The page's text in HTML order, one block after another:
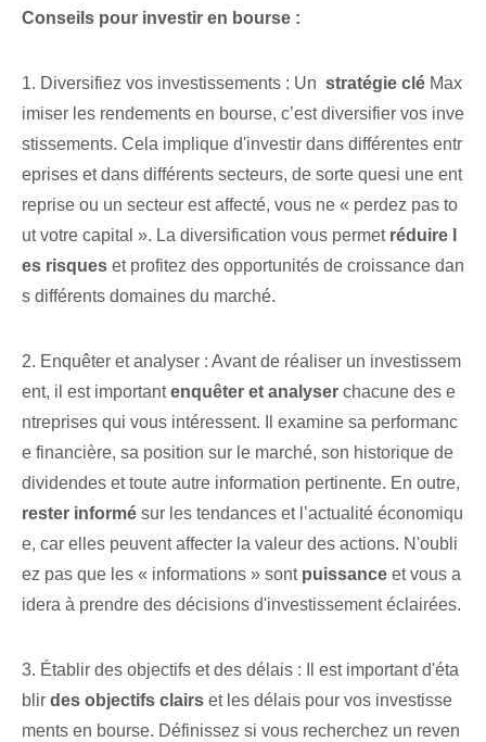
Conseils pour investir en bourse :
1. Diversifiez vos investissements : Un ⁢ stratégie clé Max
imiser les rendements en bourse, c’est diversifier vos inve
stissements. Cela ‍implique d'investir dans différentes entr
eprises et ‌dans⁤ différents‍ secteurs, de sorte que⁢si⁤ une ent
reprise ou un secteur est affecté, vous ne « perdez pas to
ut votre capital ».⁢ La diversification vous permet réduire l
es risques ​et profitez des opportunités de croissance dan
s différents domaines du marché.
2. ⁤Enquêter et analyser : Avant⁢ de réaliser un ‌investissem
ent, il est important‍enquêter et analyser chacune⁤ des e
ntreprises qui vous intéressent. Il examine sa performanc
e financière, sa position sur le marché, son historique de
dividendes et toute autre information pertinente. En outre,
rester informé sur les tendances⁤ et l’actualité économiqu
e, ⁤car elles peuvent affecter⁣ la valeur des actions. N'oubli
ez pas que les « informations » sont puissance et vous a
idera à prendre des décisions d'investissement éclairées.
3. Établir des objectifs et des délais : Il est important d'éta
blir des objectifs clairs et les délais pour vos⁢ investisse
ments en bourse. Définissez si vous recherchez un reven